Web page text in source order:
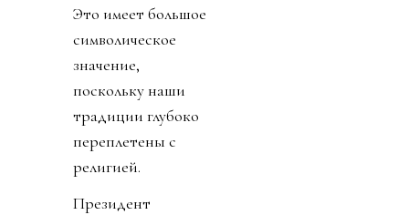
Это имеет большое
символическое
значение,
поскольку наши
традиции глубоко
переплетены с
религией.
Президент